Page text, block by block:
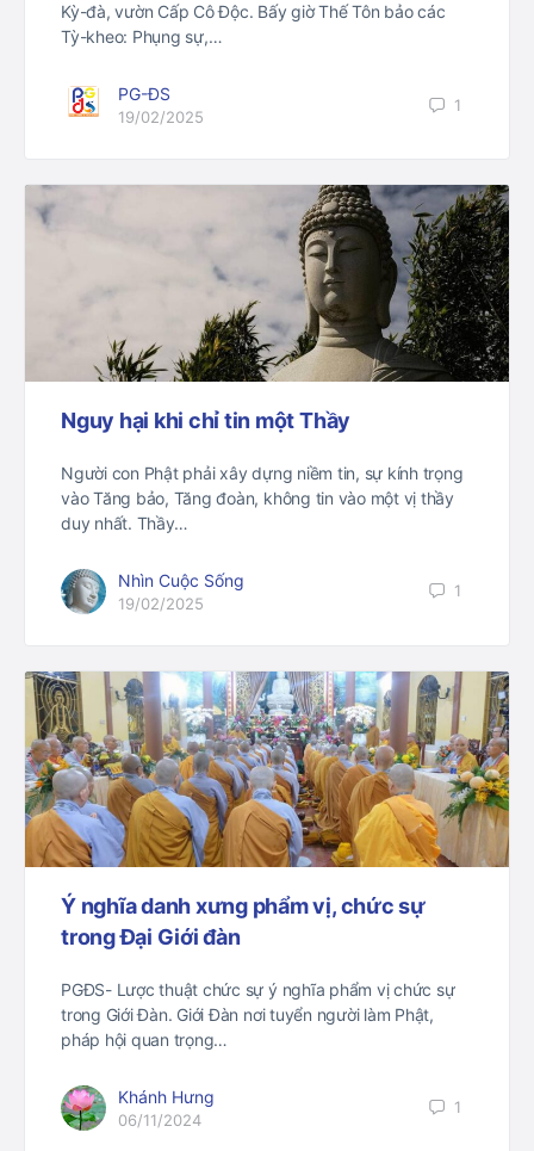
Kỳ-đà, vườn Cấp Cô Ðộc. Bấy giờ Thế Tôn bảo các
Tỳ-kheo: Phụng sự,…
PG-ĐS
19/02/2025
1
Nguy hại khi chỉ tin một Thầy
Người con Phật phải xây dựng niềm tin, sự kính trọng
vào Tăng bảo, Tăng đoàn, không tin vào một vị thầy
duy nhất. Thầy…
Nhìn Cuộc Sống
19/02/2025
1
Ý nghĩa danh xưng phẩm vị, chức sự
trong Đại Giới đàn
PGĐS- Lược thuật chức sự ý nghĩa phẩm vị chức sự
trong Giới Đàn. Giới Đàn nơi tuyển người làm Phật,
pháp hội quan trọng…
Khánh Hưng
06/11/2024
1